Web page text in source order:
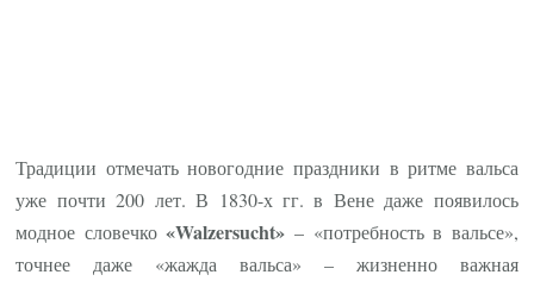
Традиции отмечать новогодние праздники в ритме вальса
уже почти 200 лет. В 1830-х гг. в Вене даже появилось
модное словечко«Walzersucht» – «потребность в вальсе»,
точнее даже «жажда вальса» – жизненно важная